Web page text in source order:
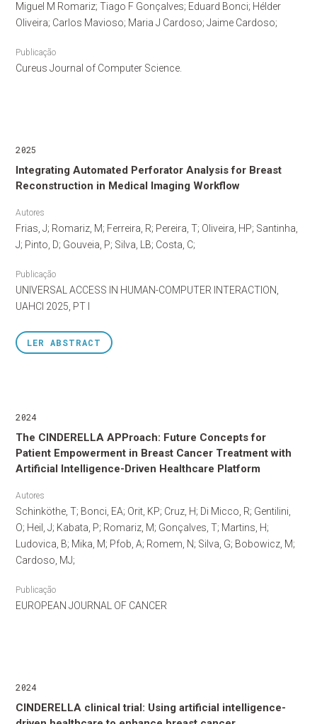
Miguel M Romariz; Tiago F Gonçalves; Eduard Bonci; Hélder
Oliveira; Carlos Mavioso; Maria J Cardoso; Jaime Cardoso;
Publicação
Cureus Journal of Computer Science.
2025
Integrating Automated Perforator Analysis for Breast
Reconstruction in Medical Imaging Workflow
Autores
Frias, J; Romariz, M; Ferreira, R; Pereira, T; Oliveira, HP; Santinha,
J; Pinto, D; Gouveia, P; Silva, LB; Costa, C;
Publicação
UNIVERSAL ACCESS IN HUMAN-COMPUTER INTERACTION,
UAHCI 2025, PT I
LER ABSTRACT
2024
The CINDERELLA APProach: Future Concepts for
Patient Empowerment in Breast Cancer Treatment with
Artificial Intelligence-Driven Healthcare Platform
Autores
Schinköthe, T; Bonci, EA; Orit, KP; Cruz, H; Di Micco, R; Gentilini,
O; Heil, J; Kabata, P; Romariz, M; Gonçalves, T; Martins, H;
Ludovica, B; Mika, M; Pfob, A; Romem, N; Silva, G; Bobowicz, M;
Cardoso, MJ;
Publicação
EUROPEAN JOURNAL OF CANCER
2024
CINDERELLA clinical trial: Using artificial intelligence-